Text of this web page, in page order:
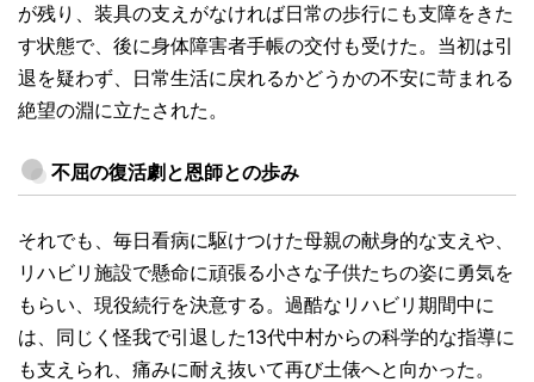
が残り、装具の支えがなければ日常の歩行にも支障をきた
す状態で、後に身体障害者手帳の交付も受けた。当初は引
退を疑わず、日常生活に戻れるかどうかの不安に苛まれる
絶望の淵に立たされた。
不屈の復活劇と恩師との歩み
それでも、毎日看病に駆けつけた母親の献身的な支えや、
リハビリ施設で懸命に頑張る小さな子供たちの姿に勇気を
もらい、現役続行を決意する。過酷なリハビリ期間中に
は、同じく怪我で引退した13代中村からの科学的な指導に
も支えられ、痛みに耐え抜いて再び土俵へと向かった。